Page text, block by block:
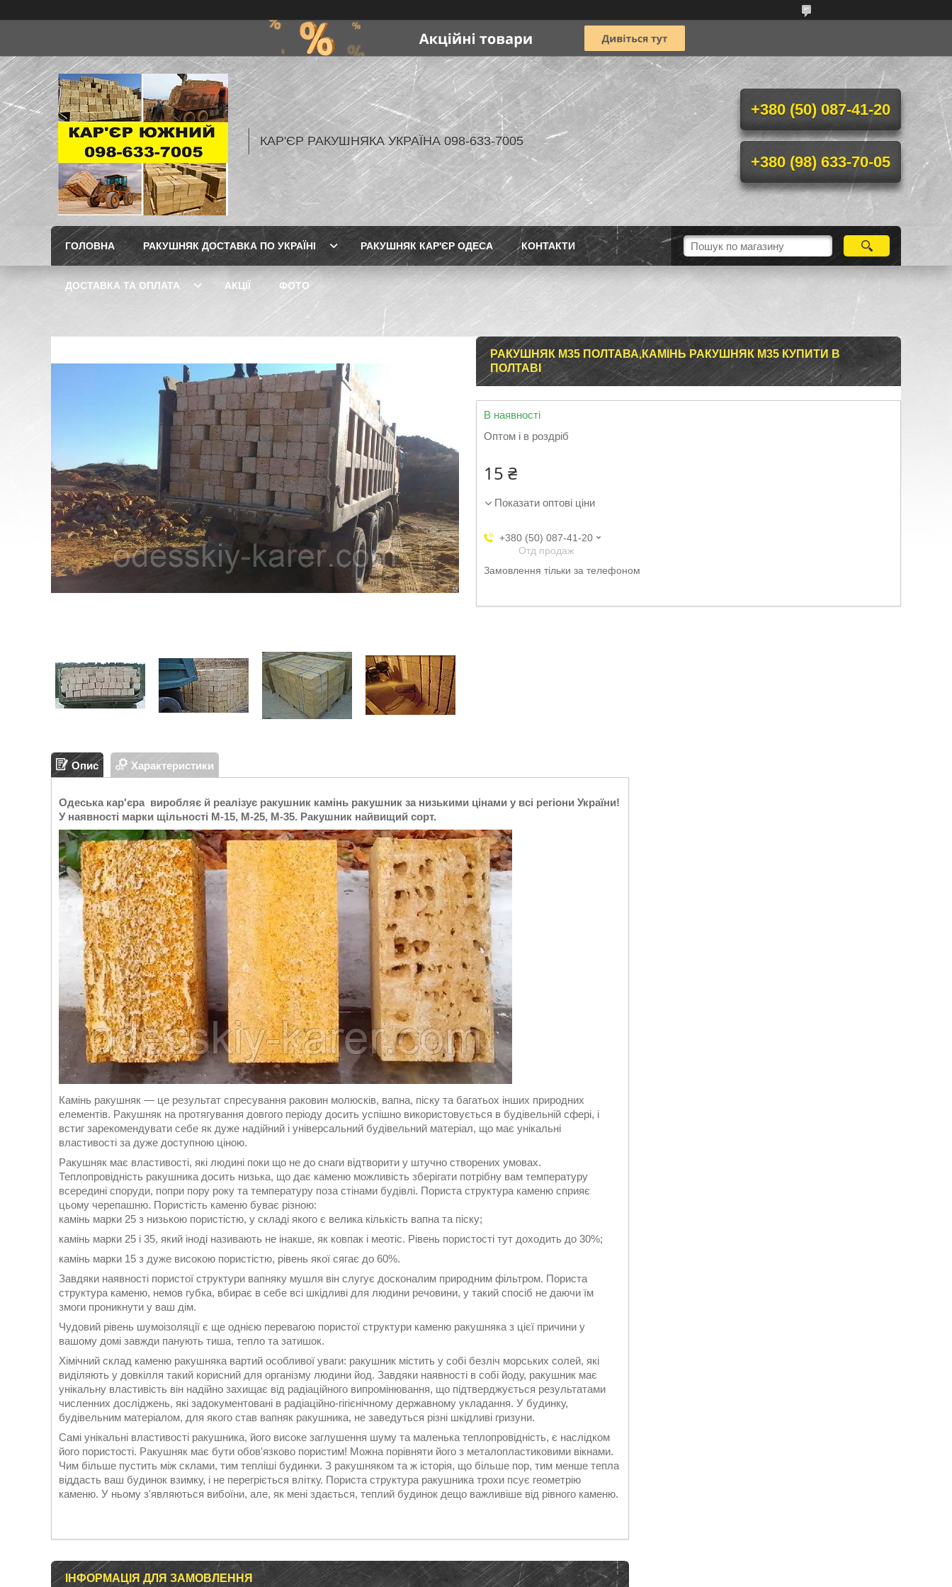
КАР'ЄР РАКУШНЯКА УКРАЇНА 098-633-7005
+380 (50) 087-41-20
+380 (98) 633-70-05
ГОЛОВНА РАКУШНЯК ДОСТАВКА ПО УКРАЇНІ РАКУШНЯК КАР'ЄР ОДЕСА КОНТАКТИ
ДОСТАВКА ТА ОПЛАТА АКЦІЇ ФОТО
РАКУШНЯК М35 ПОЛТАВА,КАМІНЬ РАКУШНЯК М35 КУПИТИ В
ПОЛТАВІ
В наявності
Оптом і в роздріб
15 ₴
Показати оптові ціни
+380 (50) 087-41-20
Отд продаж
Замовлення тільки за телефоном
Опис Характеристики
Одеська кар'єра виробляє й реалізує ракушник камінь ракушник за низькими цінами у всі регіони України!
У наявності марки щільності М-15, М-25, М-35. Ракушник найвищий сорт.
Камінь ракушняк — це результат спресування раковин молюсків, вапна, піску та багатьох інших природних
елементів. Ракушняк на протягування довгого періоду досить успішно використовується в будівельній сфері, і
встиг зарекомендувати себе як дуже надійний і універсальний будівельний матеріал, що має унікальні
властивості за дуже доступною ціною.
Ракушняк має властивості, які людині поки що не до снаги відтворити у штучно створених умовах.
Теплопровідність ракушника досить низька, що дає каменю можливість зберігати потрібну вам температуру
всередині споруди, попри пору року та температуру поза стінами будівлі. Пориста структура каменю сприяє
цьому черепашню. Пористість каменю буває різною:
камінь марки 25 з низькою пористістю, у складі якого є велика кількість вапна та піску;
камінь марки 25 і 35, який іноді називають не інакше, як ковпак і меотіс. Рівень пористості тут доходить до 30%;
камінь марки 15 з дуже високою пористістю, рівень якої сягає до 60%.
Завдяки наявності пористої структури вапняку мушля він слугує досконалим природним фільтром. Пориста
структура каменю, немов губка, вбирає в себе всі шкідливі для людини речовини, у такий спосіб не даючи їм
змоги проникнути у ваш дім.
Чудовий рівень шумоізоляції є ще однією перевагою пористої структури каменю ракушняка з цієї причини у
вашому домі завжди панують тиша, тепло та затишок.
Хімічний склад каменю ракушняка вартий особливої уваги: ракушник містить у собі безліч морських солей, які
виділяють у довкілля такий корисний для організму людини йод. Завдяки наявності в собі йоду, ракушник має
унікальну властивість він надійно захищає від радіаційного випромінювання, що підтверджується результатами
численних досліджень, які задокументовані в радіаційно-гігієнічному державному укладання. У будинку,
будівельним матеріалом, для якого став вапняк ракушника, не заведуться різні шкідливі гризуни.
Самі унікальні властивості ракушника, його високе заглушення шуму та маленька теплопровідність, є наслідком
його пористості. Ракушняк має бути обов'язково пористим! Можна порівняти його з металопластиковими вікнами.
Чим більше пустить між склами, тим тепліші будинки. З ракушняком та ж історія, що більше пор, тим менше тепла
віддасть ваш будинок взимку, і не перегріється влітку. Пориста структура ракушника трохи псує геометрію
каменю. У ньому з'являються вибоїни, але, як мені здається, теплий будинок дещо важливіше від рівного каменю.
ІНФОРМАЦІЯ ДЛЯ ЗАМОВЛЕННЯ